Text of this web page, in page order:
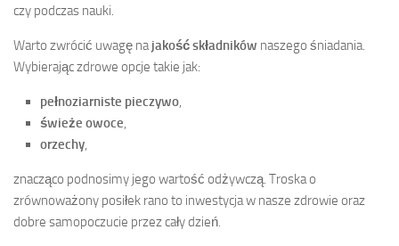
czy podczas nauki.
Warto zwrócić uwagę najakość składników naszego śniadania.
Wybierając zdrowe opcje takie jak:
pełnoziarniste pieczywo,
świeże owoce,
orzechy,
znacząco podnosimy jego wartość odżywczą. Troska o
zrównoważony posiłek rano to inwestycja w nasze zdrowie oraz
dobre samopoczucie przez cały dzień.